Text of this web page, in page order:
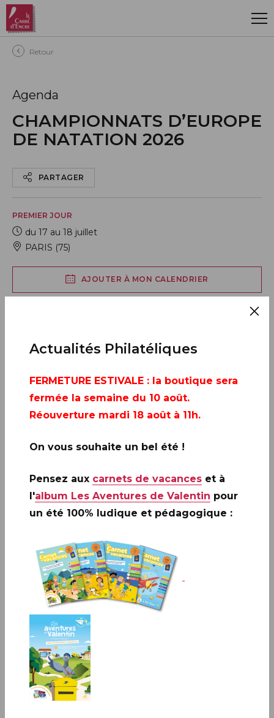
Aller au contenu principal
Retour
Agenda
CHAMPIONNATS D’EUROPE
DE NATATION 2026
PARTAGER
PREMIER JOUR
du 17 au 18 juillet
PARIS (75)
AJOUTER À MON CALENDRIER
PARIS (75)
Infos complémentaires :
avant-première les vendredi 17 juillet et samedi 18 juillet
2026 à : ▪PARIS (75)
bis rue des Mathurins, 75009 PARIS (oblitération jusqu’à
17h).
Gwendoline Le Ray animera une séance de
dédicaces le vendredi 17 juillet de 10h30 à 12h30.
Actualités Philatéliques
FERMETURE ESTIVALE : la boutique sera
fermée la semaine du 10 août.
Réouverture mardi 18 août à 11h.
On vous souhaite un bel été !
Pensez aux carnets de vacances et à
l'album Les Aventures de Valentin pour
un été 100% ludique et pédagogique :